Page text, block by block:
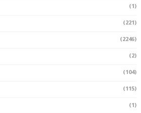
(1)
(221)
(2246)
(2)
(104)
(115)
(1)